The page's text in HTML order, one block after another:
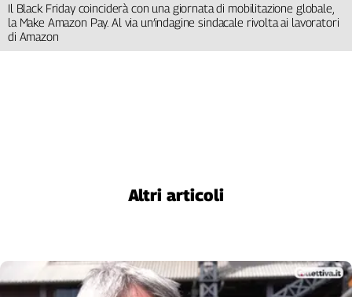
Il Black Friday coinciderà con una giornata di mobilitazione globale,
la Make Amazon Pay. Al via un’indagine sindacale rivolta ai lavoratori
di Amazon
Altri articoli